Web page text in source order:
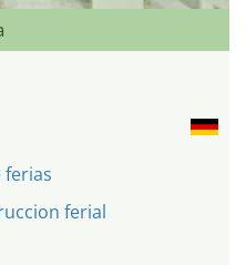
ferias
ferial